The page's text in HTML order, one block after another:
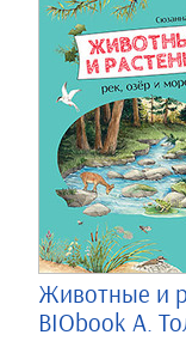
Животные и
BIObook А.